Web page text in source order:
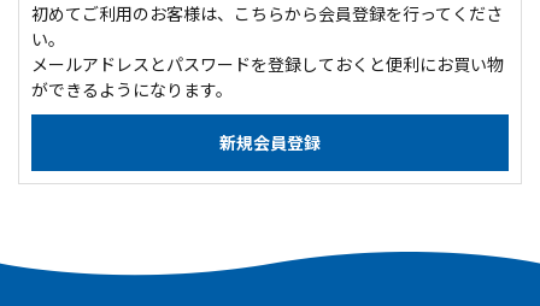
初めてご利用のお客様は、こちらから会員登録を行ってくださ
い。
メールアドレスとパスワードを登録しておくと便利にお買い物
ができるようになります。